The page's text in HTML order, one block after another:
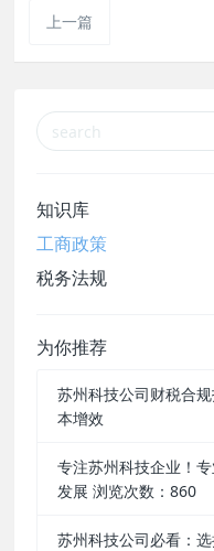
上一篇
知识库
工商政策
税务法规
为你推荐
苏州科技公司财税合
本增效
专注苏州科技企业！
发展 浏览次数：860
苏州科技公司必看：